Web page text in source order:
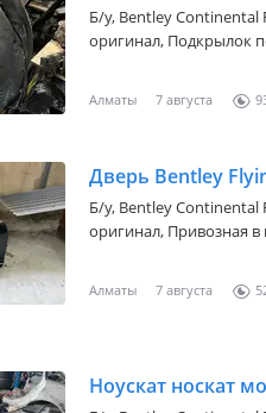
Б/y, Bentley Continental
оригинал, Подкрылок
Алматы 7 августа
Дверь Bentley
Б/y, Bentley Continental
оригинал, Привозная
Алматы 7 августа
Ноускат носкат